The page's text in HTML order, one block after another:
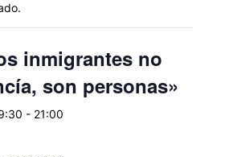
inmigrantes no
son personas»
- 21:00